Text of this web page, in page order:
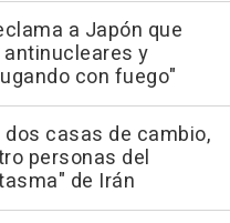
a Japón que
y
con fuego"
dos casas de cambio,
personas del
de Irán